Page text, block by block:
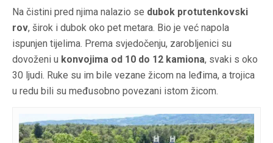
Na čistini pred njima nalazio se dubok protutenkovski
rov, širok i dubok oko pet metara. Bio je već napola
ispunjen tijelima. Prema svjedočenju, zarobljenici su
dovoženi u konvojima od 10 do 12 kamiona, svaki s oko
30 ljudi. Ruke su im bile vezane žicom na leđima, a trojica
u redu bili su međusobno povezani istom žicom.